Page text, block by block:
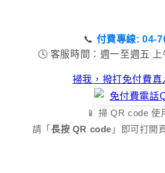
📞 付費專線: 04-
🕓 客服時間：週一至週五
掃我，撥打免付費真
📱 掃 QR code 使
請「長按 QR code 」即可打開